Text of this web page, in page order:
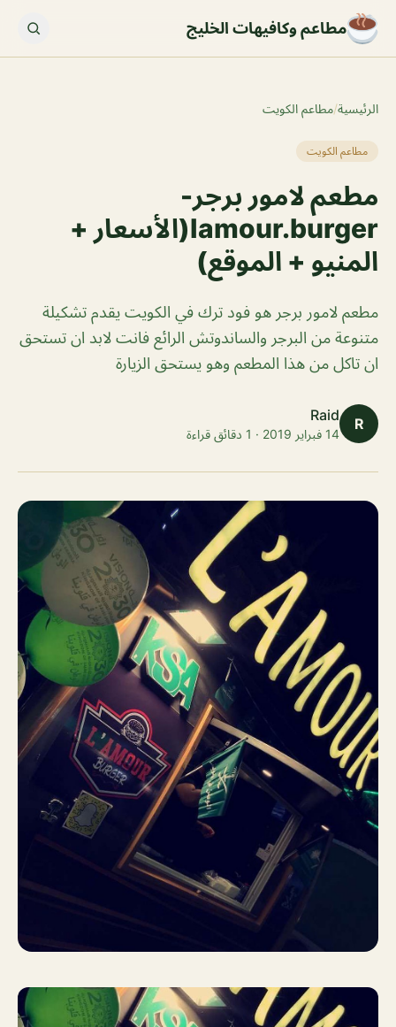
مطاعم وكافيهات الخليج
الرئيسية/مطاعم الكويت
مطاعم الكويت
مطعم لامور برجر-
lamour.burger(الأسعار +
المنيو + الموقع)
مطعم لامور برجر هو فود ترك في الكويت يقدم تشكيلة
متنوعة من البرجر والساندوتش الرائع فانت لابد ان تستحق
ان تاكل من هذا المطعم وهو يستحق الزيارة
R
Raid
14 فبراير 2019 · 1 دقائق قراءة